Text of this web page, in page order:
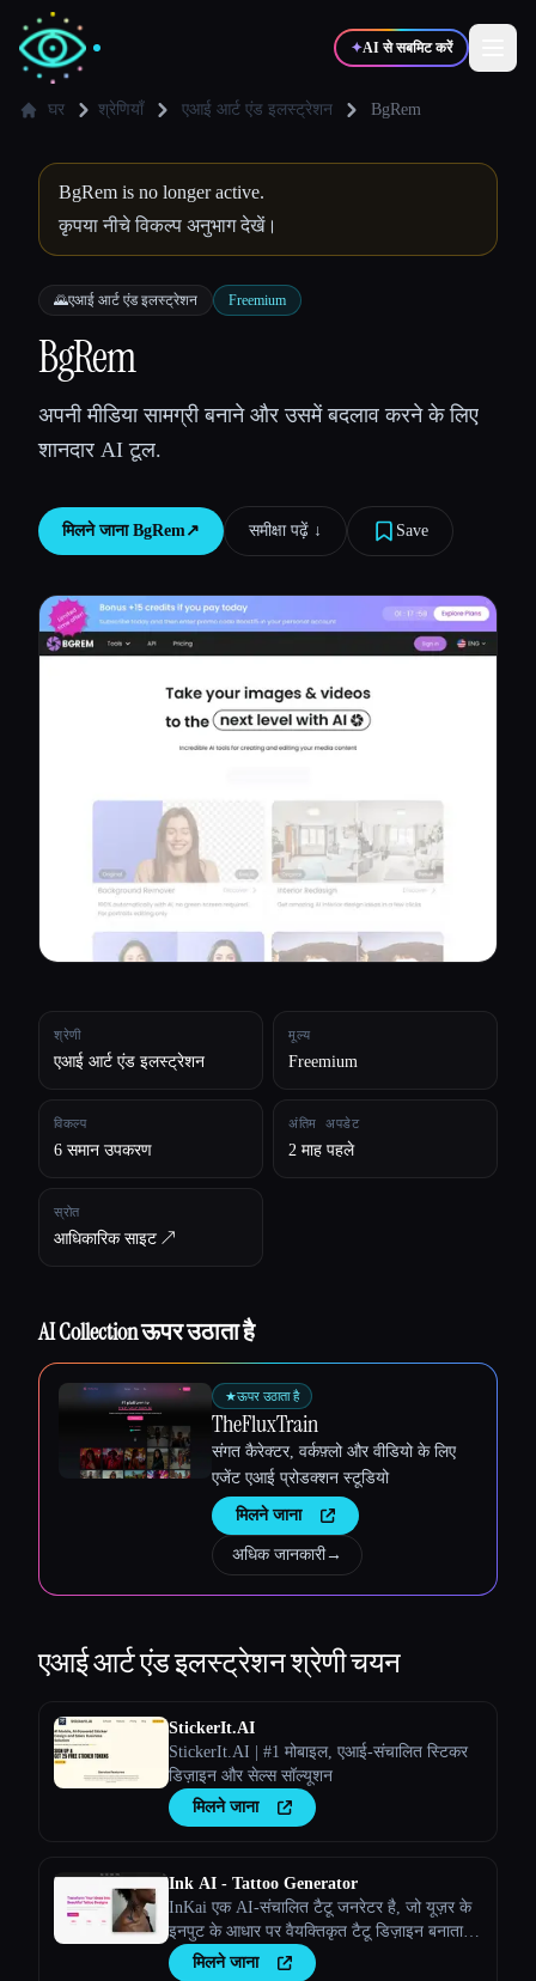
✦AI से सबमिट करें
✍️ 🎨
💻डेवलपर्स 📈मार्केटर्स
🎓विद्यार्थी
टूल्स की तुलना करें
हमारे बारे में
Esc
घर श्रेणियाँ एआई आर्ट एंड इलस्ट्रेशन BgRem
BgRem is no longer active.
कृपया नीचे विकल्प अनुभाग देखें।
🌄एआई आर्ट एंड इलस्ट्रेशन Freemium
BgRem
अपनी मीडिया सामग्री बनाने और उसमें बदलाव करने के लिए
शानदार AI टूल.
मिलने जाना BgRem↗︎ समीक्षा पढ़ें ↓︎ Save
श्रेणी
एआई आर्ट एंड इलस्ट्रेशन
मूल्य
Freemium
विकल्प
6 समान उपकरण
अंतिम अपडेट
2 माह पहले
स्रोत
आधिकारिक साइट ↗︎
AI Collection ऊपर उठाता है
★ऊपर उठाता है
TheFluxTrain
संगत कैरेक्टर, वर्कफ़्लो और वीडियो के लिए
एजेंट एआई प्रोडक्शन स्टूडियो
मिलने जाना
अधिक जानकारी→
एआई आर्ट एंड इलस्ट्रेशनश्रेणी चयन
StickerIt.AI
StickerIt.AI | #1 मोबाइल, एआई-संचालित स्टिकर
डिज़ाइन और सेल्स सॉल्यूशन
मिलने जाना
Ink AI - Tattoo Generator
InKai एक AI-संचालित टैटू जनरेटर है, जो यूज़र के
इनपुट के आधार पर वैयक्तिकृत टैटू डिज़ाइन बनाता
है।
मिलने जाना